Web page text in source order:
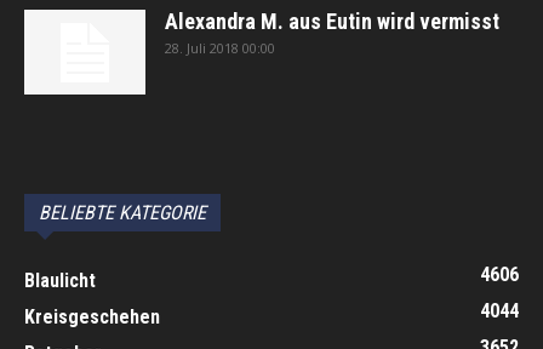
Alexandra M. aus Eutin wird vermisst
28. Juli 2018 00:00
BELIEBTE KATEGORIE
Blaulicht
4606
Kreisgeschehen
4044